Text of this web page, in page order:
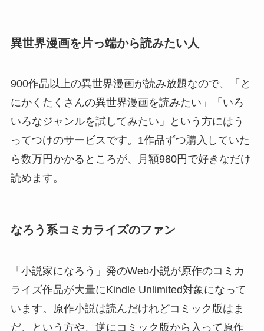
異世界漫画を片っ端から読みたい人
900作品以上の異世界漫画が読み放題なので、「と
にかくたくさんの異世界漫画を読みたい」「いろ
いろなジャンルを試してみたい」という方にはう
ってつけのサービスです。1作品ずつ購入していた
ら数万円かかるところが、月額980円で好きなだけ
読めます。
なろう系コミカライズのファン
「小説家になろう」発のWeb小説が原作のコミカ
ライズ作品が大量にKindle Unlimited対象になって
います。原作小説は読んだけれどコミック版はま
だ、という方や、逆にコミック版から入って原作